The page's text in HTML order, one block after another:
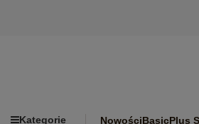
Kategorie NowościBasicPlus